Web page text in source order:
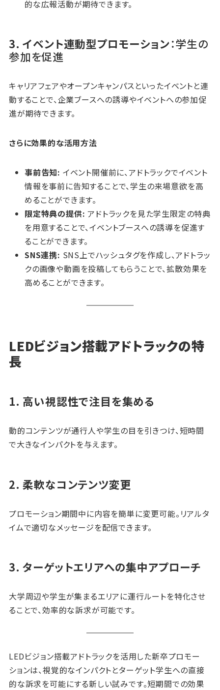
的な広報活動が期待できます。
3. イベント連動型プロモーション：学生の
参加を促進
キャリアフェアやオープンキャンパスといったイベントと連
動することで、企業ブースへの誘導やイベントへの参加促
進が期待できます。
さらに効果的な活用方法
事前告知: イベント開催前に、アドトラックでイベント
情報を事前に告知することで、学生の来場意欲を高
めることができます。
限定特典の提供: アドトラックを見た学生限定の特典
を用意することで、イベントブースへの誘導を促進す
ることができます。
SNS連携: SNS上でハッシュタグを作成し、アドトラッ
クの画像や動画を投稿してもらうことで、拡散効果を
高めることができます。
LEDビジョン搭載アドトラックの特
長
1. 高い視認性で注目を集める
動的コンテンツが通行人や学生の目を引きつけ、短時間
で大きなインパクトを与えます。
2. 柔軟なコンテンツ変更
プロモーション期間中に内容を簡単に変更可能。リアルタ
イムで適切なメッセージを配信できます。
3. ターゲットエリアへの集中アプローチ
大学周辺や学生が集まるエリアに運行ルートを特化させ
ることで、効率的な訴求が可能です。
LEDビジョン搭載アドトラックを活用した新卒プロモー
ションは、視覚的なインパクトとターゲット学生への直接
的な訴求を可能にする新しい試みです。短期間での効果